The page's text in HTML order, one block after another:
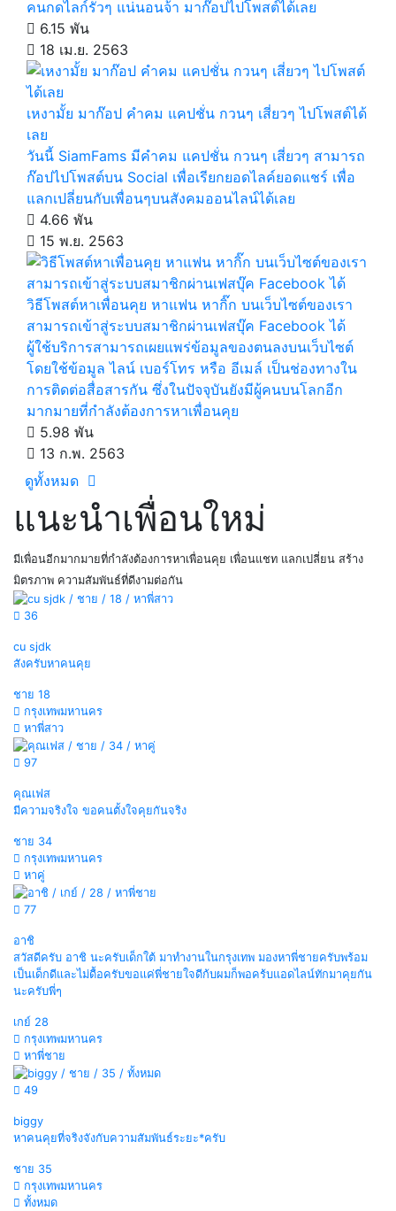
คนกดไลก์รัวๆ แน่นอนจ้า มาก๊อปไปโพสต์ได้เลย
6.15 พัน
18 เม.ย. 2563
เหงามั้ย มาก๊อป คำคม แคปชั่น กวนๆ เสี่ยวๆ ไปโพสต์ได้
เลย
วันนี้ SiamFams มีคำคม แคปชั่น กวนๆ เสี่ยวๆ สามารถ
ก๊อปไปโพสต์บน Social เพื่อเรียกยอดไลค์ยอดแชร์ เพื่อ
แลกเปลี่ยนกับเพื่อนๆบนสังคมออนไลน์ได้เลย
4.66 พัน
15 พ.ย. 2563
วิธีโพสต์หาเพื่อนคุย หาแฟน หากิ๊ก บนเว็บไซต์ของเรา
สามารถเข้าสู่ระบบสมาชิกผ่านเฟสบุ๊ค Facebook ได้
ผู้ใช้บริการสามารถเผยแพร่ข้อมูลของตนลงบนเว็บไซต์
โดยใช้ข้อมูล ไลน์ เบอร์โทร หรือ อีเมล์ เป็นช่องทางใน
การติดต่อสื่อสารกัน ซึ่งในปัจจุบันยังมีผู้คนบนโลกอีก
มากมายที่กำลังต้องการหาเพื่อนคุย
5.98 พัน
13 ก.พ. 2563
ดูทั้งหมด
แนะนำเพื่อนใหม่
มีเพื่อนอีกมากมายที่กำลังต้องการหาเพื่อนคุย เพื่อนแชท แลกเปลี่ยน สร้าง
มิตรภาพ ความสัมพันธ์ที่ดีงามต่อกัน
36
cu sjdk
สังครับหาคนคุย
ชาย 18
กรุงเทพมหานคร
หาพี่สาว
97
คุณเฟส
มีความจริงใจ ขอคนตั้งใจคุยกันจริง
ชาย 34
กรุงเทพมหานคร
หาคู่
77
อาชิ
สวัสดีครับ อาชิ นะครับเด็กใต้ มาทำงานในกรุงเทพ มองหาพี่ชายครับพร้อม
เป็นเด็กดีและไม่ดื้อครับขอแค่พี่ชายใจดีก้บผมก็พอคร้บแอดไลน์ทักมาคุยกัน
นะครับพี่ๆ
เกย์ 28
กรุงเทพมหานคร
หาพี่ชาย
49
biggy
หาคนคุยที่จริงจังกับความสัมพันธ์ระยะ*ครับ
ชาย 35
กรุงเทพมหานคร
ทั้งหมด